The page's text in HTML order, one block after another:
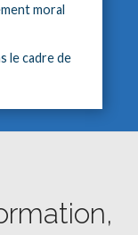
moral
le cadre de